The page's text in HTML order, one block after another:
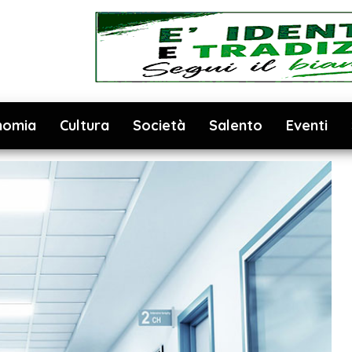
Cultura Società Salento Eventi